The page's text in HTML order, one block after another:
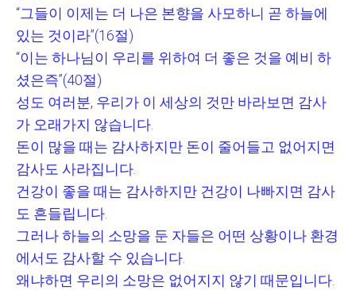
“그들이 이제는 더 나은 본향을 사모하니 곧 하늘에
있는 것이라”(16절)
“이는 하나님이 우리를 위하여 더 좋은 것을 예비 하
셨은즉”(40절)
성도 여러분, 우리가 이 세상의 것만 바라보면 감사
가 오래가지 않습니다
돈이 많을 때는 감사하지만 돈이 줄어들고 없어지면
감사도 사라집니다
건강이 좋을 때는 감사하지만 건강이 나빠지면 감사
도 흔들립니다
그러나 하늘의 소망을 둔 자들은 어떤 상황이나 환경
에서도 감사할 수 있습니다
왜냐하면 우리의 소망은 없어지지 않기 때문입니다